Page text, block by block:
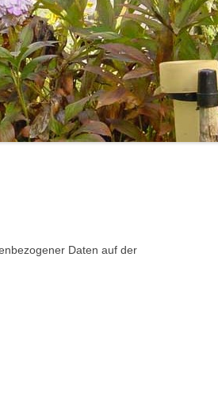
Daten auf der